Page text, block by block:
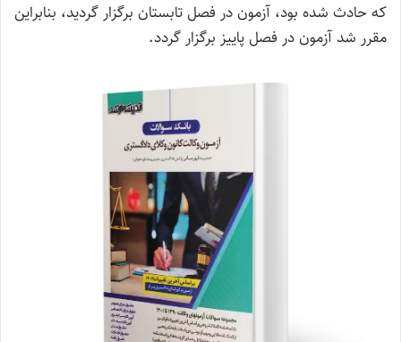
که حادث شده بود، آزمون در فصل تابستان برگزار گردید، بنابراین
مقرر شد آزمون در فصل پاییز برگزار گردد.